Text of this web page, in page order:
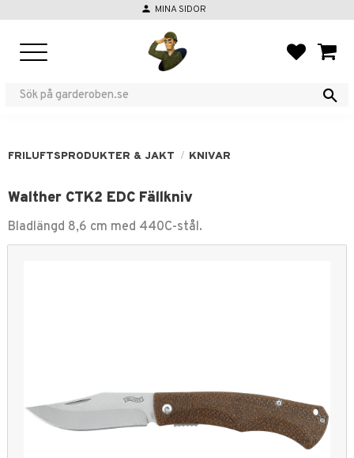
person MINA SIDOR
FRILUFTSPRODUKTER & JAKT KNIVAR
Walther CTK2 EDC Fällkniv
Bladlängd 8,6 cm med 440C-stål.